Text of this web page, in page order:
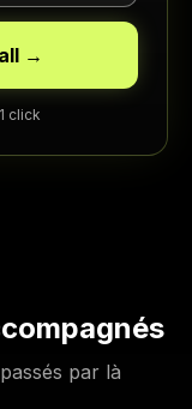
→
click
par là